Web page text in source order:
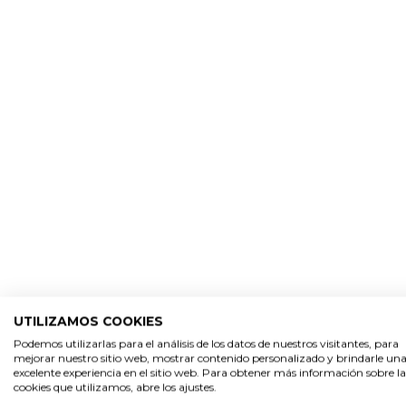
UTILIZAMOS COOKIES
Podemos utilizarlas para el análisis de los datos de nuestros visitantes, para
mejorar nuestro sitio web, mostrar contenido personalizado y brindarle una
excelente experiencia en el sitio web. Para obtener más información sobre
cookies que utilizamos, abre los ajustes.